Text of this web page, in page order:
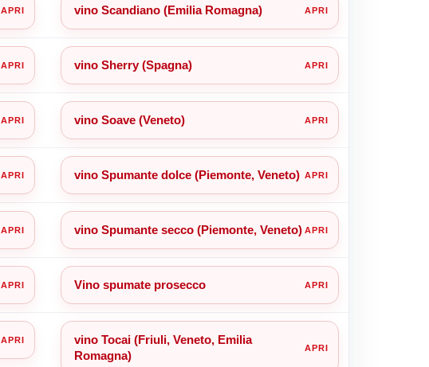
vino Scandiano (Emilia Romagna)
vino Sherry (Spagna)
vino Soave (Veneto)
vino Spumante dolce (Piemonte, Veneto)
vino Spumante secco (Piemonte, Veneto)
Vino spumate prosecco
vino Tocai (Friuli, Veneto, Emilia
Romagna)